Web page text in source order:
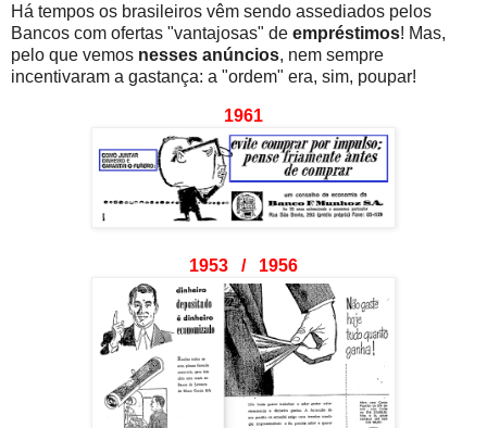
Há tempos os brasileiros vêm sendo assediados pelos
Bancos com ofertas "vantajosas" de empréstimos! Mas,
pelo que vemos nesses anúncios, nem sempre
incentivaram a gastança: a "ordem" era, sim, poupar!
1961
1953 / 1956